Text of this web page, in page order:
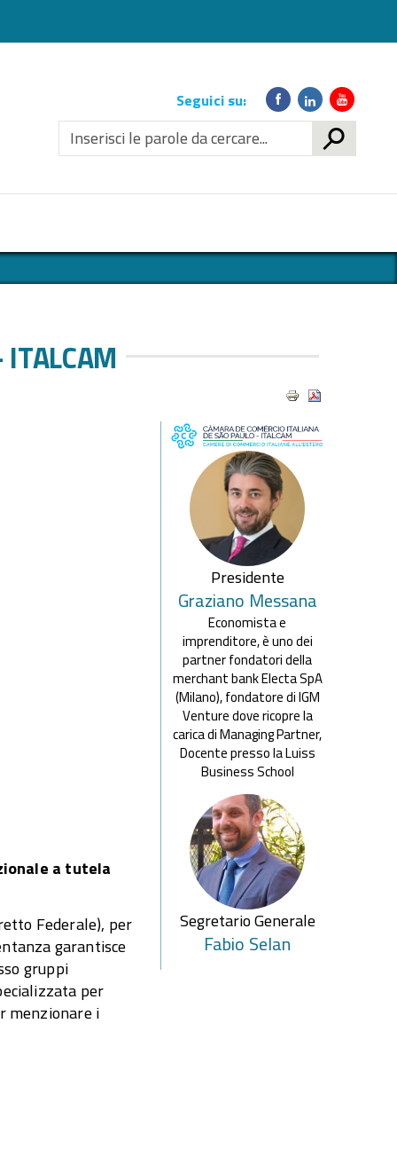
Link
social
Seguici su:
Presidente
Graziano Messana
Economista e
imprenditore, è uno dei
partner fondatori della
merchant bank Electa SpA
(Milano), fondatore di lGM
Venture dove ricopre la
carica di Managing Partner,
Docente presso la Luiss
Business School
Segretario Generale
Fabio Selan
a tutela
Federale), per
garantisce
gruppi
per
menzionare i